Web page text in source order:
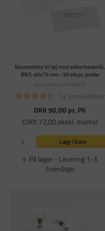
Navneskilte til tøj med sikkerhedsnål,
BNT, 40x75 mm - 50 stk pr. pakke
Varenummer: PA-700679
12 anmeldelser
DKK 90,00pr. PK
(DKK 72,00 ekskl. moms)
Læg i kurv
På lager - Levering 1-3
hverdage